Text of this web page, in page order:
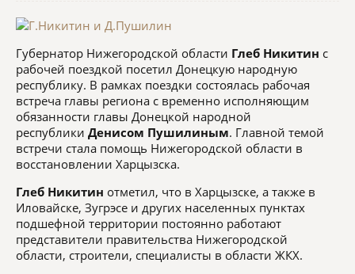
Губернатор Нижегородской области Глеб Никитин с
рабочей поездкой посетил Донецкую народную
республику. В рамках поездки состоялась рабочая
встреча главы региона с временно исполняющим
обязанности главы Донецкой народной
республики Денисом Пушилиным. Главной темой
встречи стала помощь Нижегородской области в
восстановлении Харцызска.
Глеб Никитин отметил, что в Харцызске, а также в
Иловайске, Зугрэсе и других населенных пунктах
подшефной территории постоянно работают
представители правительства Нижегородской
области, строители, специалисты в области ЖКХ.